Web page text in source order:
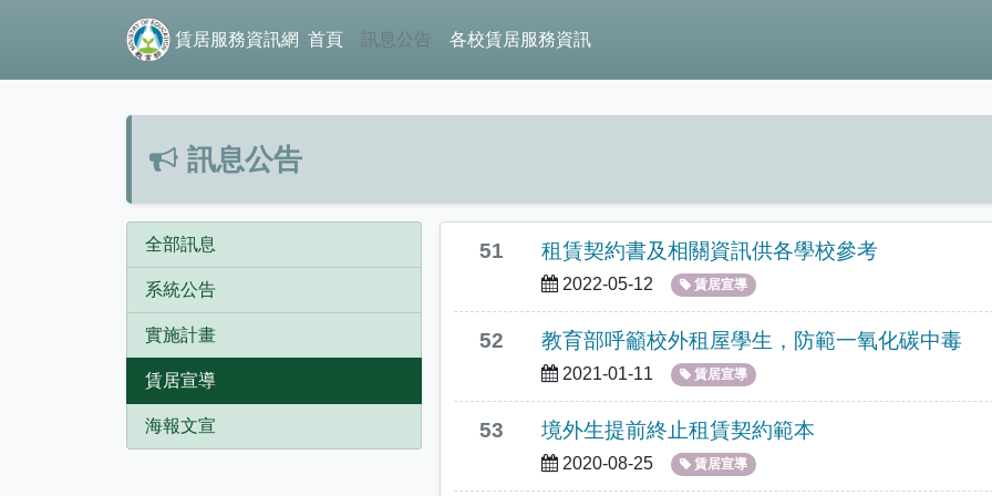
賃居服務資訊網 首頁 訊息公告 各校賃居服務資訊
訊息公告
全部訊息
系統公告
實施計畫
賃居宣導
海報文宣
51 租賃契約書及相關資訊供各學校參考
2022-05-12 賃居宣導
52 教育部呼籲校外租屋學生，防範一氧化碳中毒
2021-01-11 賃居宣導
53 境外生提前終止租賃契約範本
2020-08-25 賃居宣導